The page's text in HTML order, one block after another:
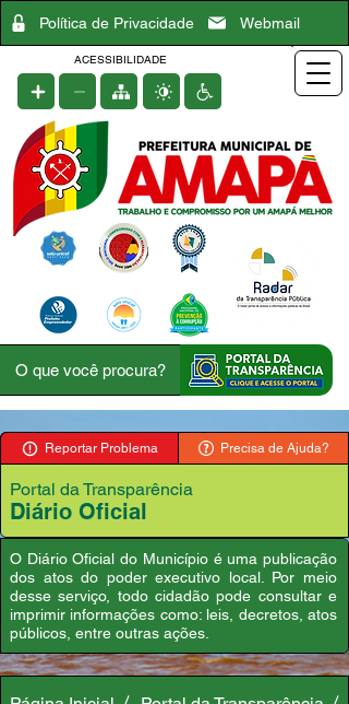
Política de Privacidade Webmail
ACESSIBILIDADE
Reportar Problema Precisa de Ajuda?
Portal da Transparência
Diário Oficial
O Diário Oficial do Município é uma publicação
dos atos do poder executivo local. Por meio
desse serviço, todo cidadão pode consultar e
imprimir informações como: leis, decretos, atos
públicos, entre outras ações.